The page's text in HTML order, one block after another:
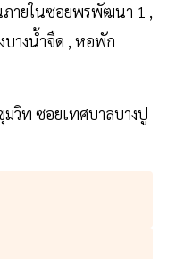
ายในซอยพรพัฒนา 1 ,
างน้ำจืด , หอพัก
วิท ซอยเทศบาลบางปู